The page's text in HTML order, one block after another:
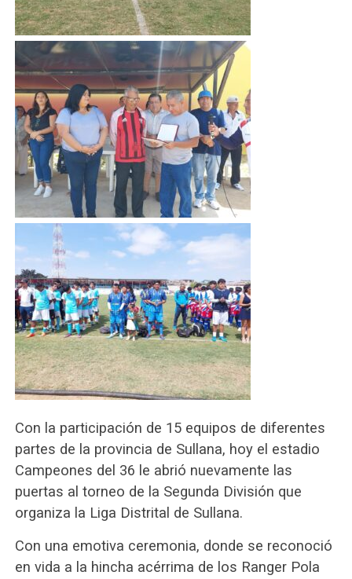
Con la participación de 15 equipos de diferentes
partes de la provincia de Sullana, hoy el estadio
Campeones del 36 le abrió nuevamente las
puertas al torneo de la Segunda División que
organiza la Liga Distrital de Sullana.
Con una emotiva ceremonia, donde se reconoció
en vida a la hincha acérrima de los Ranger Pola